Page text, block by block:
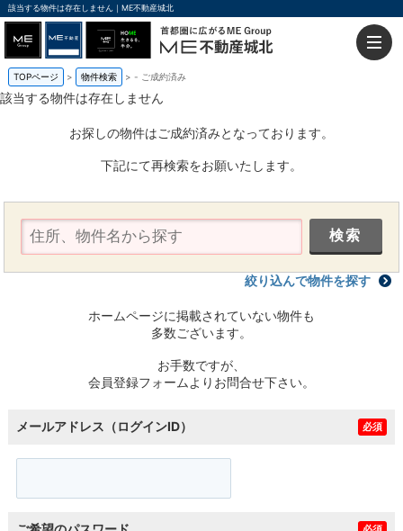
該当する物件は存在しません｜ME不動産城北
TOPページ 物件検索 - ご成約済み
該当する物件は存在しません
お探しの物件はご成約済みとなっております。
下記にて再検索をお願いたします。
絞り込んで物件を探す
ホームページに掲載されていない物件も
多数ございます。
お手数ですが、
会員登録フォームよりお問合せ下さい。
メールアドレス（ログインID） 必須